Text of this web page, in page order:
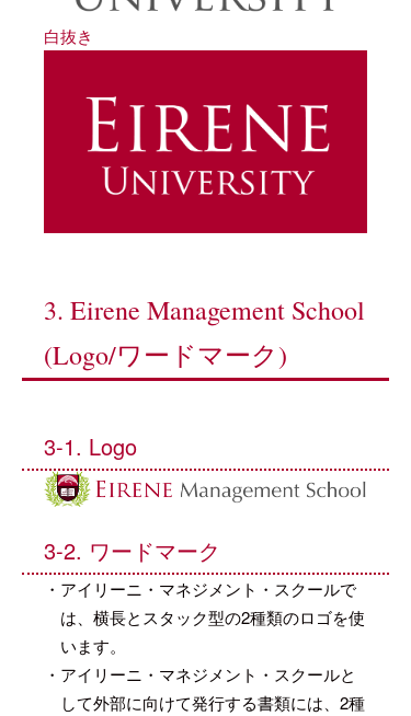
白抜き
3. Eirene Management School
(Logo/ワードマーク)
3-1. Logo
3-2. ワードマーク
・アイリーニ・マネジメント・スクールで
は、横長とスタック型の2種類のロゴを使
います。
・アイリーニ・マネジメント・スクールと
して外部に向けて発行する書類には、2種